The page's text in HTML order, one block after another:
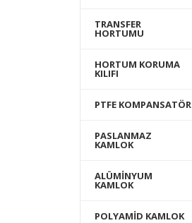
TRANSFER
HORTUMU
HORTUM KORUMA
KILIFI
PTFE KOMPANSATÖR
PASLANMAZ
KAMLOK
ALÜMİNYUM
KAMLOK
POLYAMİD KAMLOK